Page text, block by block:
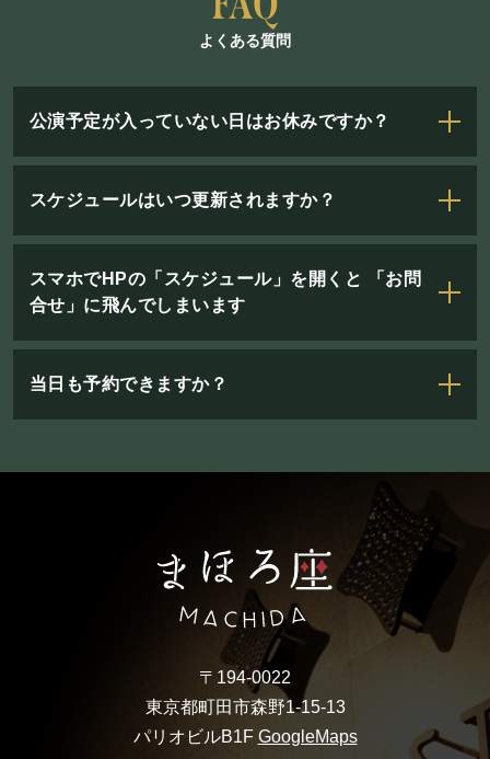
よくある質問
公演予定が入っていない日はお休みですか？
スケジュールはいつ更新されますか？
スマホでHPの「スケジュール」を開くと 「お問
合せ」に飛んでしまいます
当日も予約できますか？
〒194-0022
東京都町田市森野1-15-13
パリオビルB1F GoogleMaps